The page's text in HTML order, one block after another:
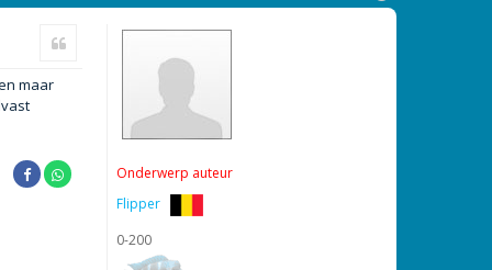
O
Onderwerp auteur
Flipper
0-200
maar